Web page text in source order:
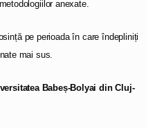
anexate.
pe perioada în care îndepliniți
mai sus.
Babeș-Bolyai din Cluj-